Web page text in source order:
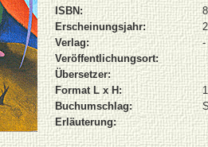
ISBN:
Erscheinungsjahr:
Verlag:
-
Veröffentlichungsort:
Übersetzer:
Format L x H:
Buchumschlag:
Erläuterung: